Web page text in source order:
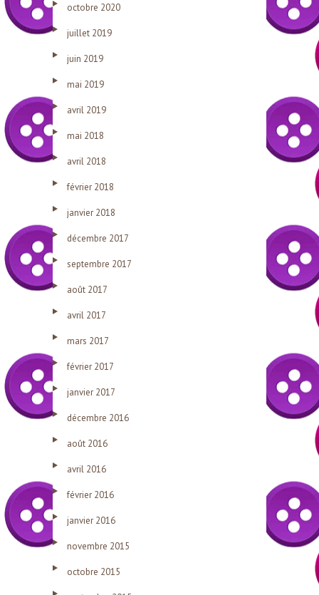
octobre 2020
juillet 2019
juin 2019
mai 2019
avril 2019
mai 2018
avril 2018
février 2018
janvier 2018
décembre 2017
septembre 2017
août 2017
avril 2017
mars 2017
février 2017
janvier 2017
décembre 2016
août 2016
avril 2016
février 2016
janvier 2016
novembre 2015
octobre 2015